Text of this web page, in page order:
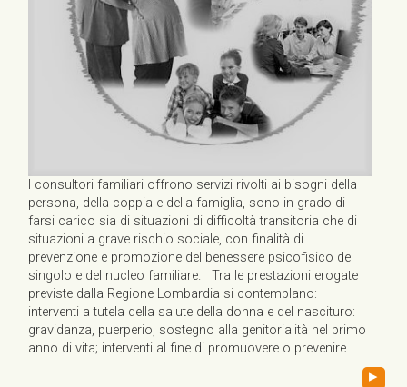
I consultori familiari offrono servizi rivolti ai bisogni della
persona, della coppia e della famiglia, sono in grado di
farsi carico sia di situazioni di difficoltà transitoria che di
situazioni a grave rischio sociale, con finalità di
prevenzione e promozione del benessere psicofisico del
singolo e del nucleo familiare. Tra le prestazioni erogate
previste dalla Regione Lombardia si contemplano:
interventi a tutela della salute della donna e del nascituro:
gravidanza, puerperio, sostegno alla genitorialità nel primo
anno di vita; interventi al fine di promuovere o prevenire...
▸